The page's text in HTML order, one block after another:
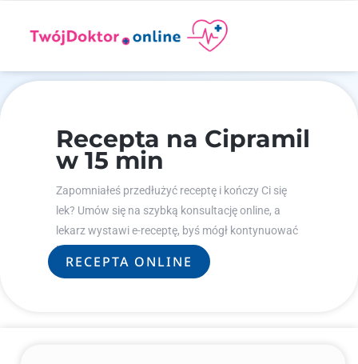
Recepta na Cipramil
w 15 min
Zapomniałeś przedłużyć receptę i kończy Ci się
lek? Umów się na szybką konsultację online, a
lekarz wystawi e-receptę, byś mógł kontynuować
leczenie.
RECEPTA ONLINE